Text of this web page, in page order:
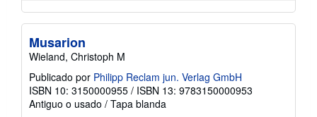
Musarion
Wieland, Christoph M
Publicado por Philipp Reclam jun. Verlag GmbH
ISBN 10: 3150000955 / ISBN 13: 9783150000953
Antiguo o usado / Tapa blanda